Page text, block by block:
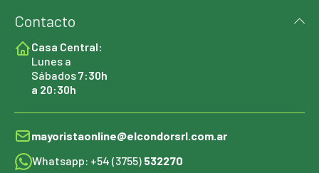
Contacto
Casa Central:
Lunes a
Sábados7:30h
a 20:30h
mayoristaonline@elcondorsrl.com.ar
Whatsapp: +54 (3755) 532270